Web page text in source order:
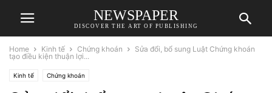
NEWSPAPER
DISCOVER THE ART OF PUBLISHING
Home Kinh tế Chứng khoán
Sửa đổi, bổ sung Luật Chứng khoán
tạo điều kiện thuận lợi...
Kinh tế Chứng khoán